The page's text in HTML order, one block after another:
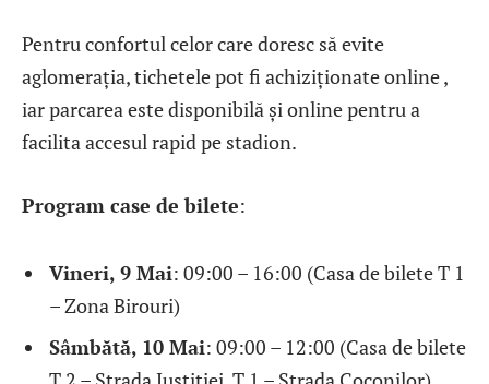
Pentru confortul celor care doresc să evite
aglomerația, tichetele pot fi achiziționate online ,
iar parcarea este disponibilă și online pentru a
facilita accesul rapid pe stadion.
Program case de bilete:
Vineri, 9 Mai: 09:00 – 16:00 (Casa de bilete T 1
– Zona Birouri)
Sâmbătă, 10 Mai: 09:00 – 12:00 (Casa de bilete